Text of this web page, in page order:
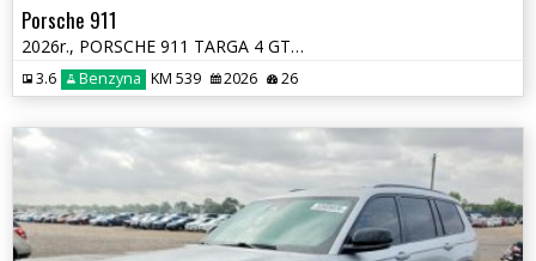
Porsche 911
2026r., PORSCHE 911 TARGA 4 GTS, 3.6L, od ubezpieczalni
3.6 Benzyna KM 539 2026 26